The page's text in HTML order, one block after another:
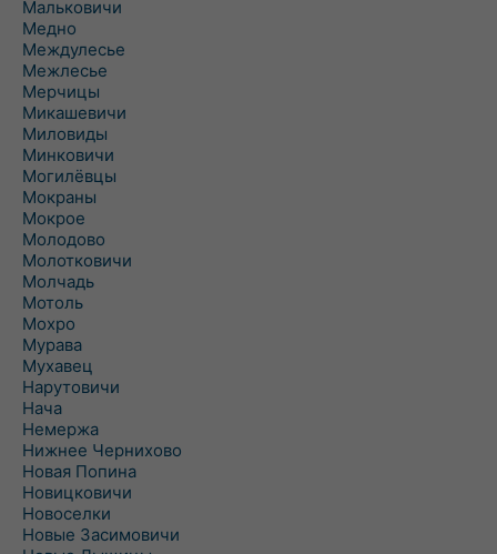
Мальковичи
Медно
Междулесье
Межлесье
Мерчицы
Микашевичи
Миловиды
Минковичи
Могилёвцы
Мокраны
Мокрое
Молодово
Молотковичи
Молчадь
Мотоль
Мохро
Мурава
Мухавец
Нарутовичи
Нача
Немержа
Нижнее Чернихово
Новая Попина
Новицковичи
Новоселки
Новые Засимовичи